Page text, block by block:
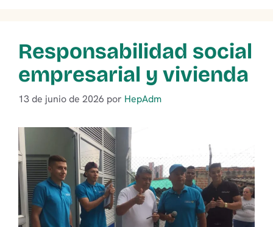
Responsabilidad social
empresarial y vivienda
13 de junio de 2026 por HepAdm